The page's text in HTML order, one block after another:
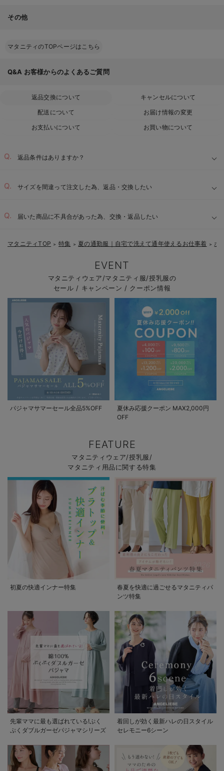
その他
マタニティのTOPページはこちら
Q&A お客様からのよくあるご質問
返品交換について
キャンセルについて
配送について
お届け情報の変更
お支払いについて
お買い物について
返品条件はありますか？
サイズを間違って注文した為、返品・交換したい
届いた商品に不具合があった為、交換・返品したい
マタニティTOP ＞ 特集 ＞ 夏の通勤服｜自宅で洗えて通年使えるお仕事着 ＞ ホ
EVENT
マタニティウェア/マタニティ服/授乳服の
セール / キャンペーン / クーポン情報
パジャマサマーセール全品5%OFF
夏休み応援クーポン MAX2,000円
OFF
FEATURE
マタニティウェア/授乳服/
マタニティ用品に関する特集
初夏の快適インナー特集
春夏を快適に過ごせるマタニティパ
ンツ特集
先輩ママに最も選ばれている!ぷく
ぷくダブルガーゼパジャマシリーズ
着回しが効く最新ハレの日スタイル
セレモニー6シーン